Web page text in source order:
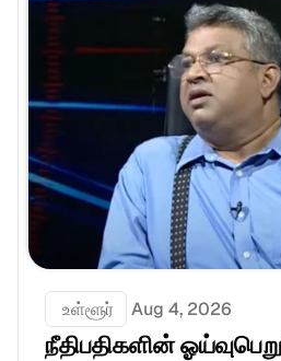
உள்ளூர் Aug 4, 2026
நீதிபதிகளின்